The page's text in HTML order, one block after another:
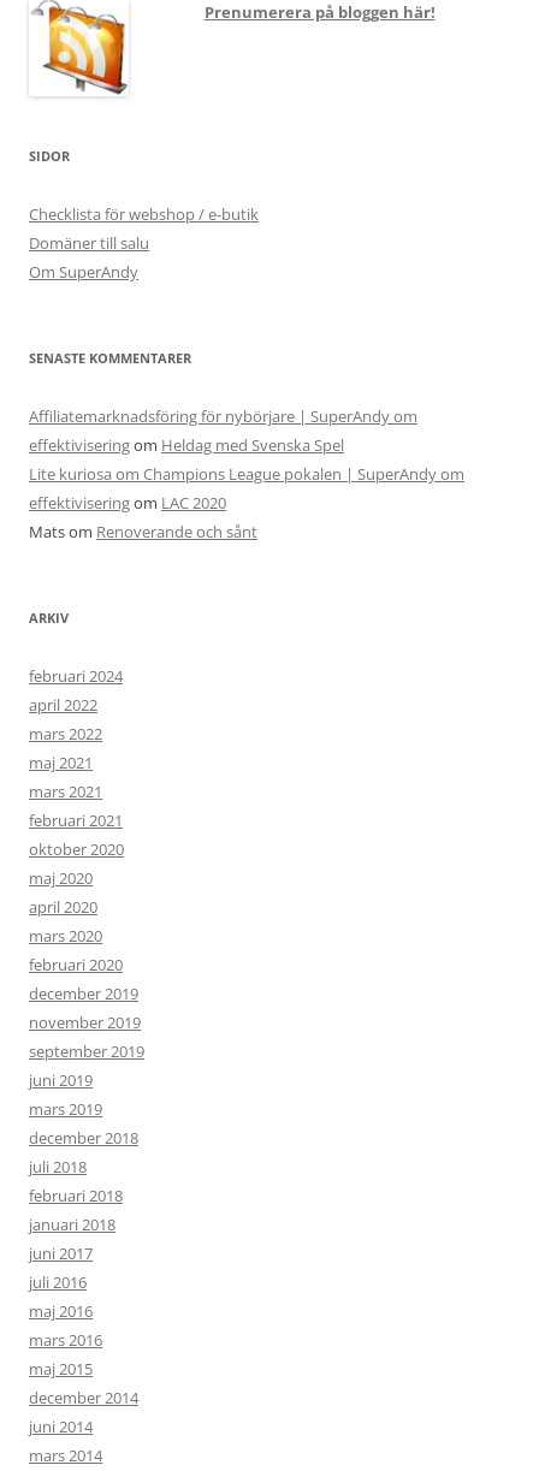
Prenumerera på bloggen här!
SIDOR
Checklista för webshop / e-butik
Domäner till salu
Om SuperAndy
SENASTE KOMMENTARER
Affiliatemarknadsföring för nybörjare | SuperAndy om
effektiviseringom Heldag med Svenska Spel
Lite kuriosa om Champions League pokalen | SuperAndy om
effektiviseringom LAC 2020
Matsom Renoverande och sånt
ARKIV
februari 2024
april 2022
mars 2022
maj 2021
mars 2021
februari 2021
oktober 2020
maj 2020
april 2020
mars 2020
februari 2020
december 2019
november 2019
september 2019
juni 2019
mars 2019
december 2018
juli 2018
februari 2018
januari 2018
juni 2017
juli 2016
maj 2016
mars 2016
maj 2015
december 2014
juni 2014
mars 2014